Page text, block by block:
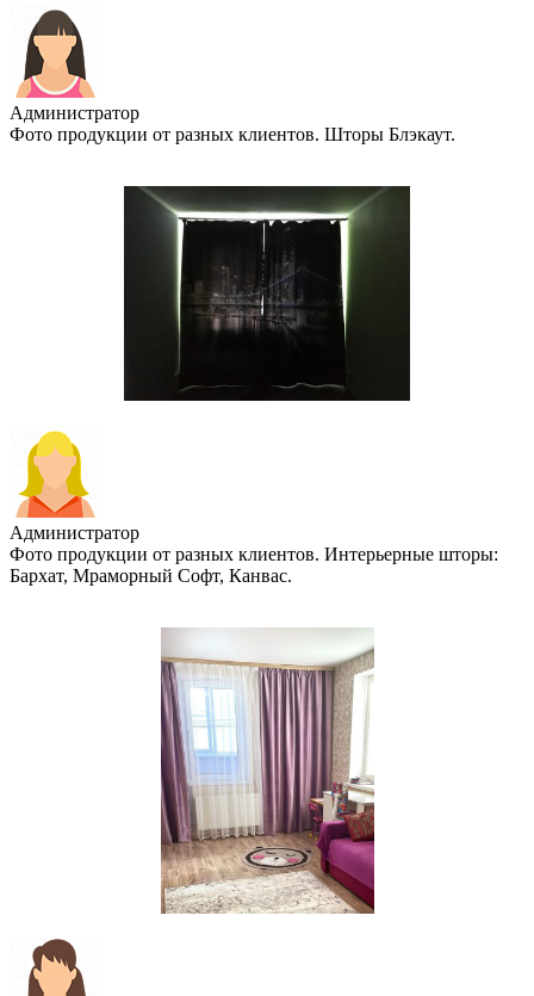
Администратор
Фото продукции от разных клиентов. Шторы Блэкаут.
Администратор
Фото продукции от разных клиентов. Интерьерные шторы:
Бархат, Мраморный Софт, Канвас.